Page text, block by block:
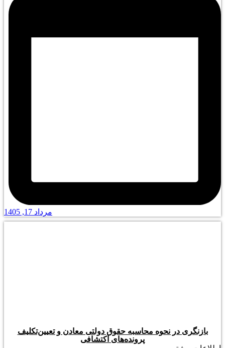
مرداد 17, 1405
بازنگری در نحوه محاسبه حقوق دولتی معادن و تعیین‌تکلیف
پرونده‌های اکتشافی